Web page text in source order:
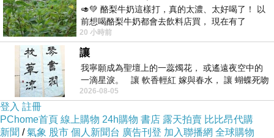
商品訊息功能:
商品訊息描述 淘寶綱台灣館:雙11是什麼
商品訊息簡述
🥑💚 酪梨牛奶這樣打，真的太濃、太好喝了！ 以
前想喝酪梨牛奶都會去飲料店買， 現在有了
imami 健康煮藝｜旗艦破壁智慧養生豆漿機，
20 小時前
讓
我寧願成為聖壇上的一蕊燭花， 或遙遠夜空中的
一滴星淚。 讓 軟香輕紅 嫁與春水， 讓 蝴蝶死吻
夏日最後一瓣玫瑰， 讓
2026-08-05
登入 註冊
PChome首頁 線上購物 24h購物 書店 露天拍賣 比比昂代購
新聞 /氣象 股市 個人新聞台 廣告刊登 加入聯播網 全球購物